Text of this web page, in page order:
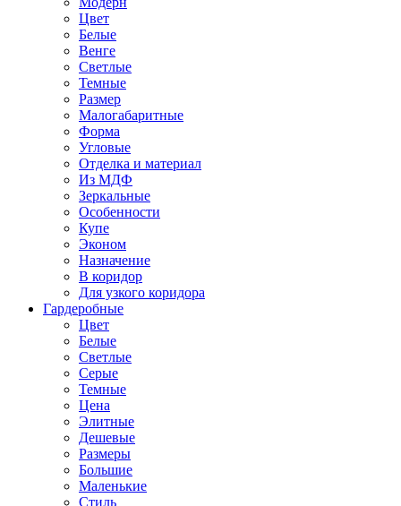
Цвет
Белые
Венге
Светлые
Темные
Размер
Малогабаритные
Форма
Угловые
Отделка и материал
Из МДФ
Зеркальные
Особенности
Купе
Эконом
Назначение
В коридор
Для узкого коридора
Гардеробные
Цвет
Белые
Светлые
Серые
Темные
Цена
Элитные
Дешевые
Размеры
Большие
Маленькие
Стиль